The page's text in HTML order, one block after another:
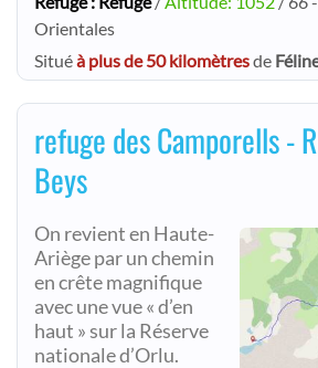
Orientales
Situéà plus de 50 kilomètresde
refuge des Camporells -
Beys
On revient en Haute-
Ariège par un chemin
en crête magnifique
avec une vue « d’en
haut » sur la Réserve
nationale d’Orlu.